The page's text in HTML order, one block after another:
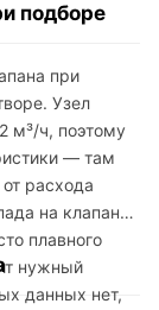
подборе
при
Узел
м³/ч, поэтому
— там
расхода
на клапане:
плавного
нужный
данных нет,